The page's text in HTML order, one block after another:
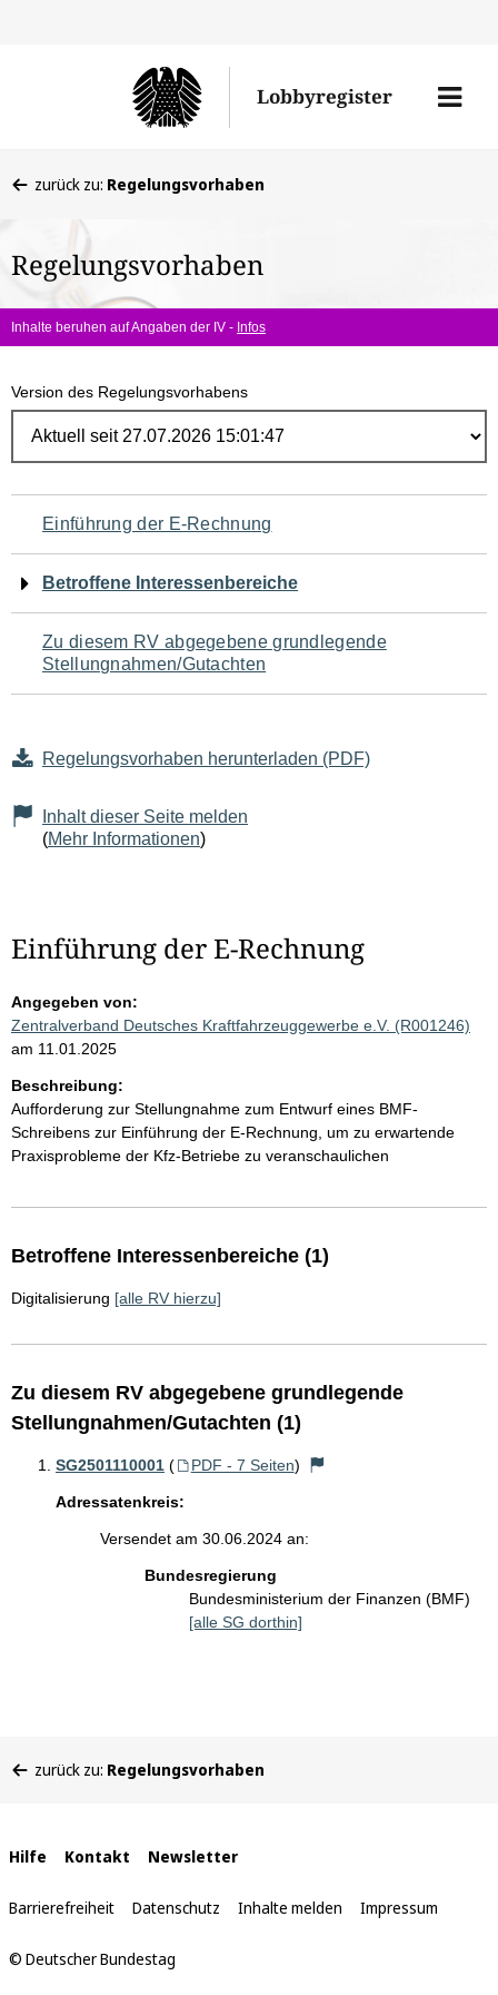
Lobbyregister
Menü
befinden
hier:
zurück zu: Regelungsvorhaben
Regelungsvorhaben
Inhalte beruhen auf Angaben der IV - Infos
Version des Regelungsvorhabens
Navigation
für
den
Seiteninhalt
Einführung der E-Rechnung
Betroffene Interessenbereiche
Zu diesem RV abgegebene grundlegende
Stellungnahmen/Gutachten
Regelungsvorhaben herunterladen (PDF)
Inhalt dieser Seite melden
(Mehr Informationen)
Einführung der E-Rechnung
Angegeben von:
Zentralverband Deutsches Kraftfahrzeuggewerbe e.V. (R001246)
am 11.01.2025
Beschreibung:
Aufforderung zur Stellungnahme zum Entwurf eines BMF-
Schreibens zur Einführung der E-Rechnung, um zu erwartende
Praxisprobleme der Kfz-Betriebe zu veranschaulichen
Betroffene Interessenbereiche (1)
Digitalisierung [alle RV hierzu]
Zu diesem RV abgegebene grundlegende
Stellungnahmen/Gutachten (1)
SG2501110001 ( PDF - 7 Seiten)
Adressatenkreis:
Versendet am 30.06.2024 an:
Bundesregierung
Bundesministerium der Finanzen (BMF)
[alle SG dorthin]
befinden
zurück zu: Regelungsvorhaben
Interne
Links
Hilfe Kontakt Newsletter
Barrierefreiheit Datenschutz Inhalte melden Impressum
© Deutscher Bundestag